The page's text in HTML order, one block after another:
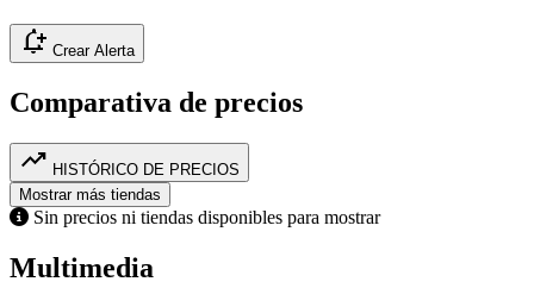
notification_add Crear Alerta
Comparativa de precios
trending_up HISTÓRICO DE PRECIOS
Mostrar más tiendas
Sin precios ni tiendas disponibles para mostrar
Multimedia